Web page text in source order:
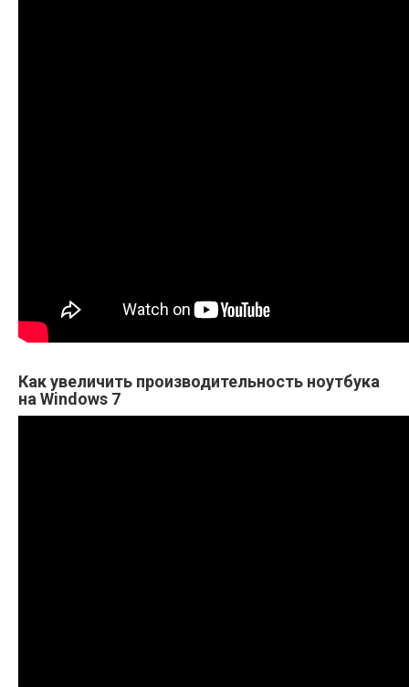
Как увеличить производительность ноутбука
на Windows 7